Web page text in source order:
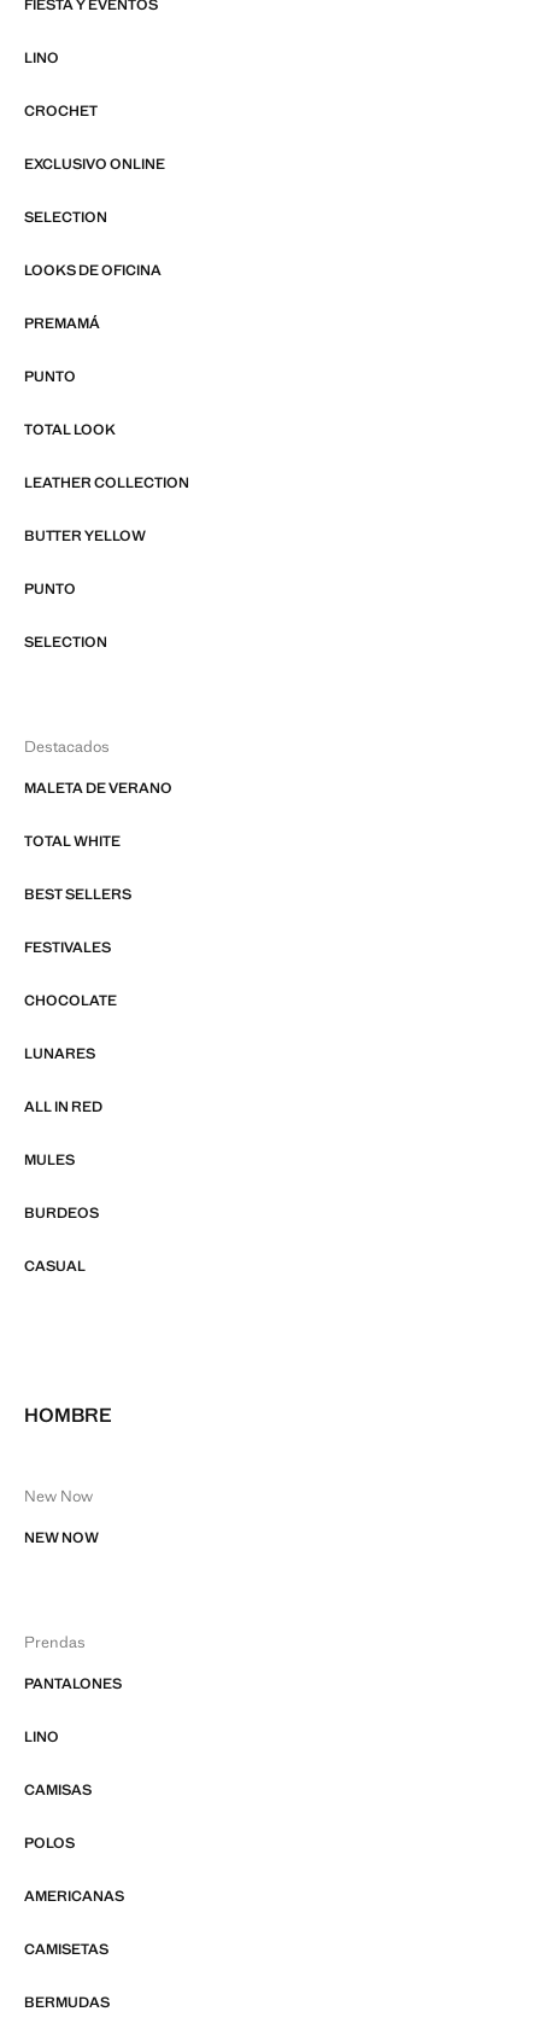
FIESTA Y EVENTOS
LINO
CROCHET
EXCLUSIVO ONLINE
SELECTION
LOOKS DE OFICINA
PREMAMÁ
PUNTO
TOTAL LOOK
LEATHER COLLECTION
BUTTER YELLOW
PUNTO
SELECTION
Destacados
MALETA DE VERANO
TOTAL WHITE
BEST SELLERS
FESTIVALES
CHOCOLATE
LUNARES
ALL IN RED
MULES
BURDEOS
CASUAL
HOMBRE
New Now
NEW NOW
Prendas
PANTALONES
LINO
CAMISAS
POLOS
AMERICANAS
CAMISETAS
BERMUDAS